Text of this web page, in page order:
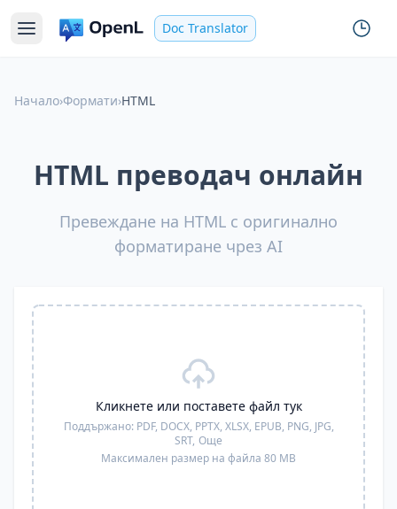
Doc Translator
Начало›Формати›HTML
HTML преводач онлайн
Превеждане на HTML с оригинално
форматиране чрез AI
Кликнете или поставете файл тук
Поддържано: PDF, DOCX, PPTX, XLSX, EPUB, PNG, JPG,
SRT, Още
Максимален размер на файла 80 MB